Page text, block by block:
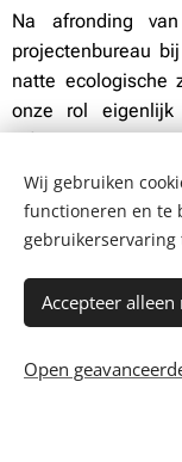
Na afronding
projectenbureau
natte ecologische
onze rol
informatie
specialisten
met de
project bepaalt en
stakeholders en de
Wij gebruiken
functioneren en te
gebruikerservaring
Accepteer
Open